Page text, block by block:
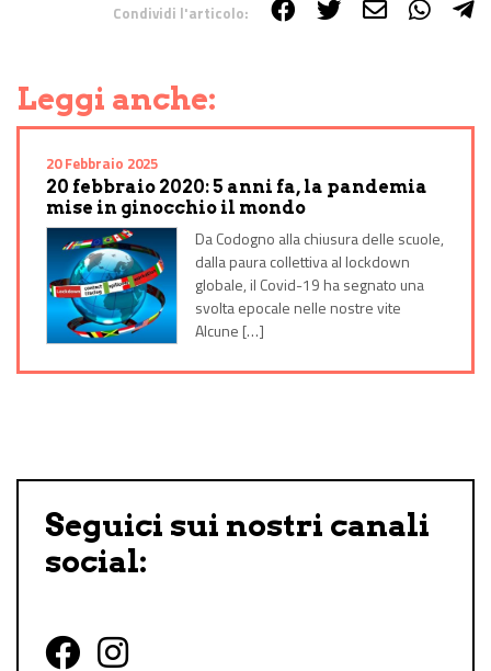
Condividi l'articolo:
Leggi anche:
20 Febbraio 2025
20 febbraio 2020: 5 anni fa, la pandemia
mise in ginocchio il mondo
Da Codogno alla chiusura delle scuole,
dalla paura collettiva al lockdown
globale, il Covid-19 ha segnato una
svolta epocale nelle nostre vite
Alcune […]
Seguici sui nostri canali
social: